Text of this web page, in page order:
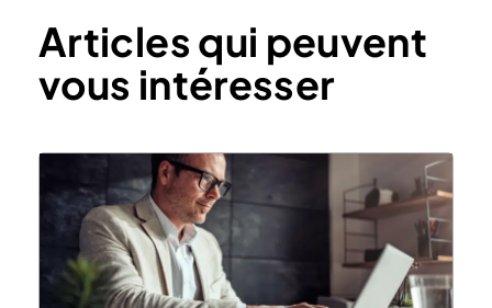
Articles qui peuvent
vous intéresser